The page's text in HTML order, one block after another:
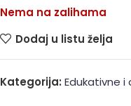
Nema na zalihama
Dodaj u listu želja
Kategorija: Edukativne i